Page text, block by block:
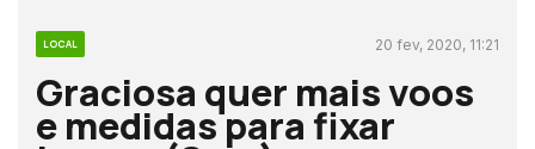
LOCAL 20 fev, 2020, 11:21
Graciosa quer mais voos
e medidas para fixar